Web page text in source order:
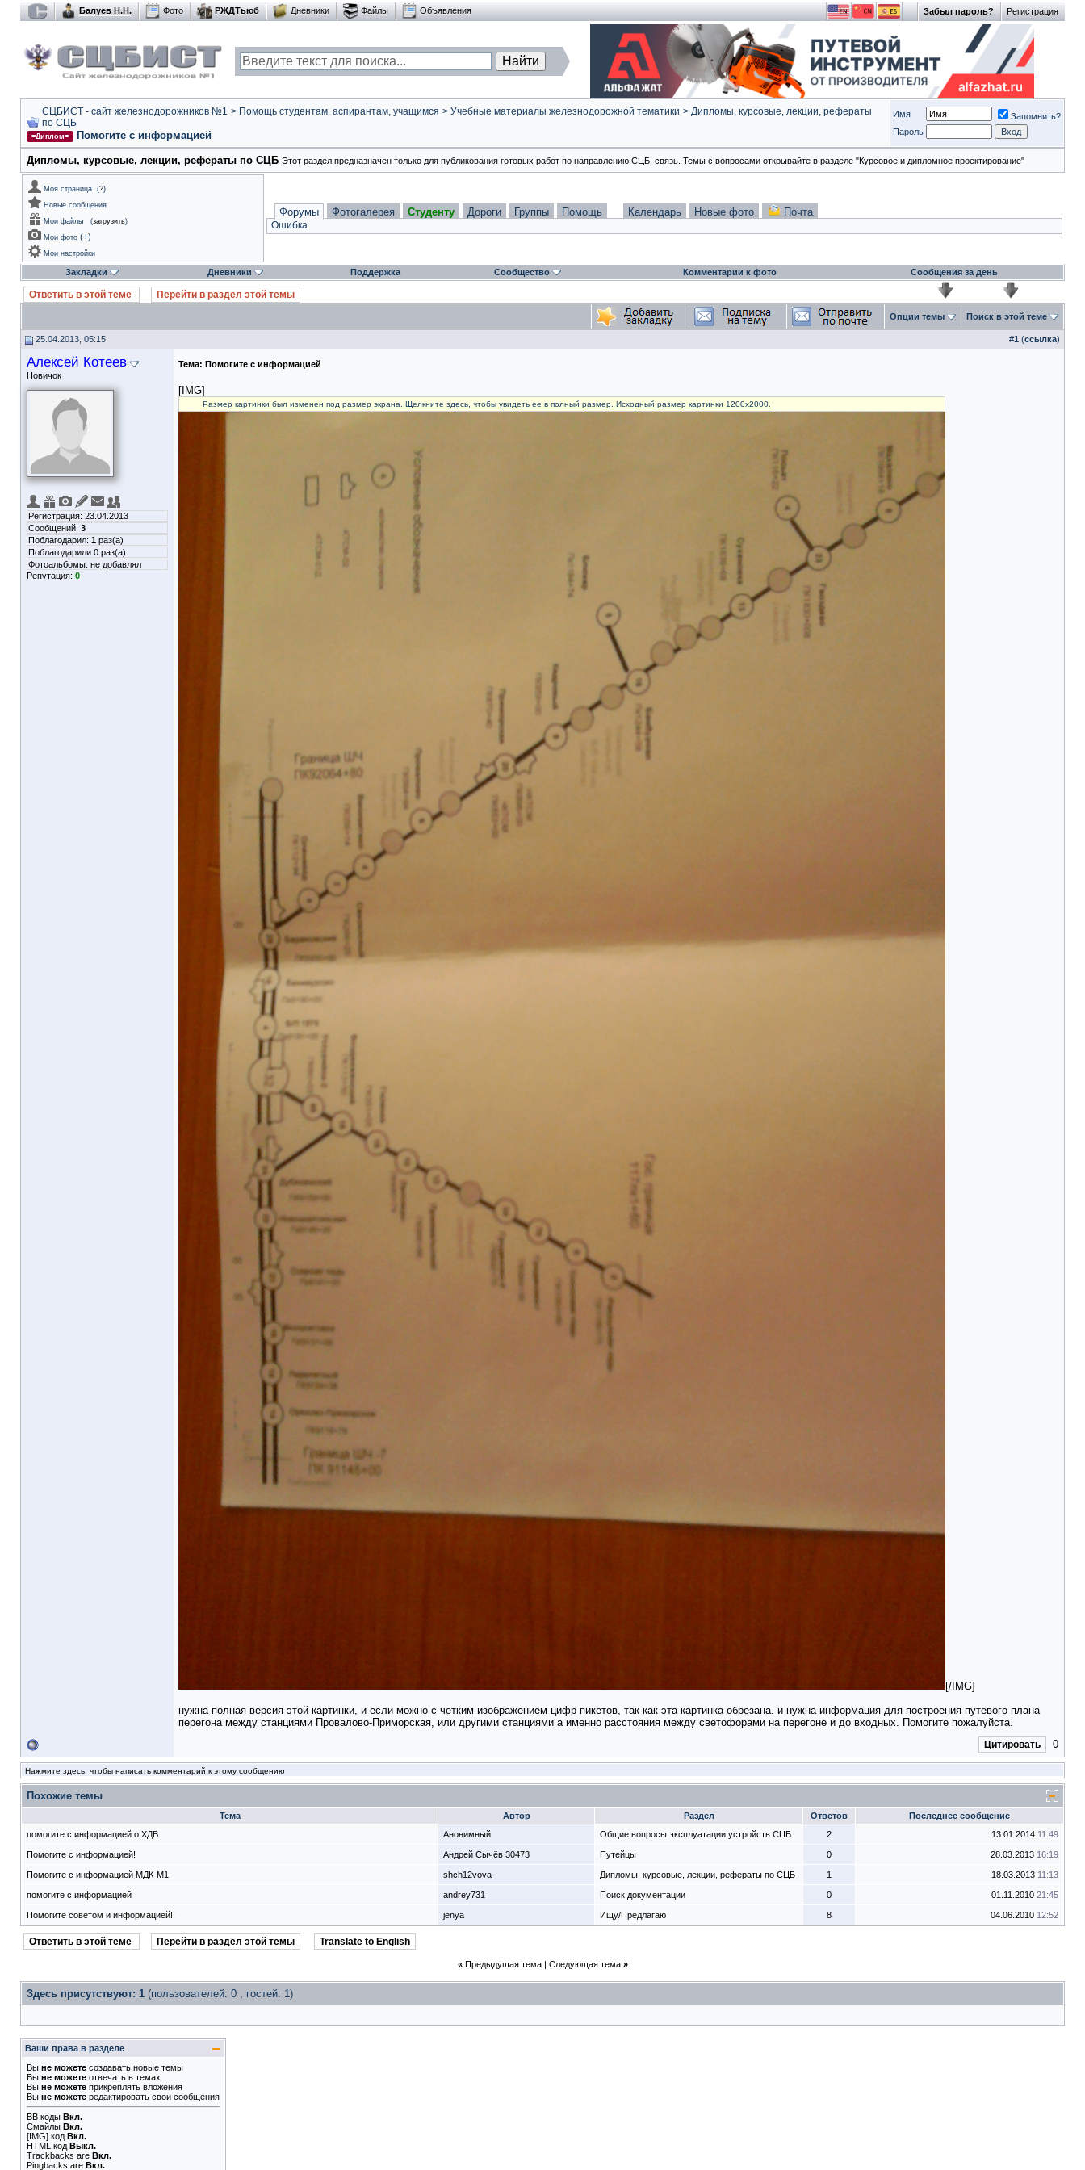
Регистрация
Забыл пароль?
Балуев Н.Н. Фото РЖДТьюб Дневники Файлы Объявления
СЦБИСТ - сайт железнодорожников №1 > Помощь студентам, аспирантам, учащимся > Учебные материалы железнодорожной тематики > Дипломы, курсовые, лекции, рефераты
по СЦБ
=Диплом= Помогите с информацией
Имя
Запомнить?
Пароль
Дипломы, курсовые, лекции, рефераты по СЦБ Этот раздел предназначен только для публикования готовых работ по направлению СЦБ, связь. Темы с вопросами открывайте в разделе "Курсовое и дипломное проектирование"
Моя страница (?)
Новые сообщения
Мои файлы
(загрузить)
Мои фото (+)
Мои настройки
Форумы Фотогалерея Студенту Дороги Группы Помощь Календарь Новые фото Почта
Ошибка
Закладки Дневники Поддержка Сообщество Комментарии к фото Сообщения за день
Ответить в этой теме Перейти в раздел этой темы
Опции темы Поиск в этой теме
25.04.2013, 05:15 #1 (ссылка)
Алексей Котеев
Новичок
Регистрация: 23.04.2013
Сообщений: 3
Поблагодарил: 1 раз(а)
Поблагодарили 0 раз(а)
Фотоальбомы: не добавлял
Репутация: 0
Тема: Помогите с информацией
[IMG]
Размер картинки был изменен под размер экрана. Щелкните здесь, чтобы увидеть ее в полный размер. Исходный размер картинки 1200x2000.
[/IMG]
нужна полная версия этой картинки, и если можно с четким изображением цифр пикетов, так-как эта картинка обрезана. и нужна информация для построения путевого плана
перегона между станциями Провалово-Приморская, или другими станциями а именно расстояния между светофорами на перегоне и до входных. Помогите пожалуйста.
Цитировать 0
Нажмите здесь, чтобы написать комментарий к этому сообщению
Похожие темы
Тема Автор Раздел Ответов
Последнее сообщение
помогите с информацией о ХДВ
Анонимный Общие вопросы эксплуатации устройств СЦБ 2 13.01.2014 11:49
Помогите с информацией! Андрей Сычёв 30473 Путейцы 0 28.03.2013 16:19
Помогите с информацией МДК-М1 shch12vova Дипломы, курсовые, лекции, рефераты по СЦБ 1 18.03.2013 11:13
помогите с информацией andrey731 Поиск документации 0 01.11.2010 21:45
Помогите советом и информацией!! jenya Ищу/Предлагаю 8 04.06.2010 12:52
Ответить в этой теме Перейти в раздел этой темы Translate to English
« Предыдущая тема| Следующая тема »
Здесь присутствуют: 1 (пользователей: 0 , гостей: 1)
Ваши права в разделе
Вы не можете создавать новые темы
Вы не можете отвечать в темах
Вы не можете прикреплять вложения
Вы не можете редактировать свои сообщения
BB коды Вкл.
Смайлы Вкл.
[IMG] код Вкл.
HTML код Выкл.
Trackbacks are Вкл.
Pingbacks are Вкл.